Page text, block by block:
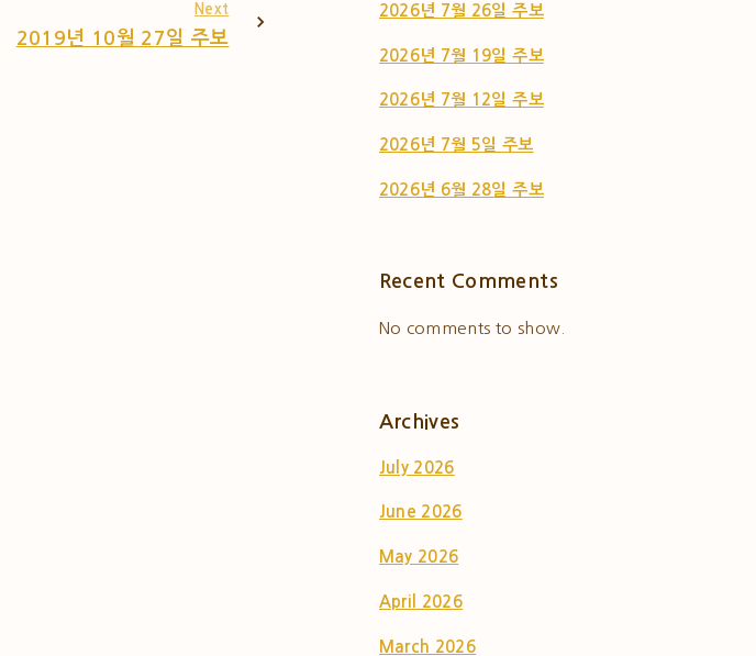
Next
2019년 10월 27일 주보
2026년 7월 26일 주보
2026년 7월 19일 주보
2026년 7월 12일 주보
2026년 7월 5일 주보
2026년 6월 28일 주보
Recent Comments
No comments to show.
Archives
July 2026
June 2026
May 2026
April 2026
March 2026